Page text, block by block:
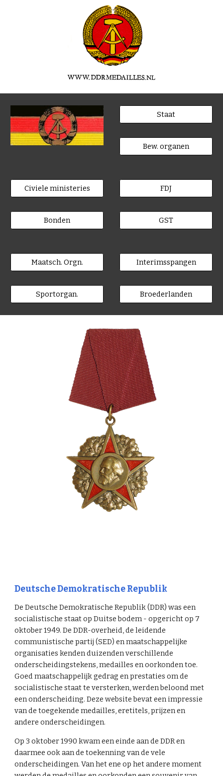
Staat
Bew. organen
Civiele ministeries
Bonden
FDJ
GST
Maatsch. Orgn.
Sportorgan.
Interimsspangen
Broederlanden
Deutsche Demokratische Republik
De Deutsche Demokratische Republik (DDR) was een
socialistische staat op Duitse bodem - opgericht op 7
oktober 1949. De DDR-overheid, de leidende
communistische partij (SED) en maatschappelijke
organisaties kenden duizenden verschillende
onderscheidingstekens, medailles en oorkonden toe.
Goed maatschappelijk gedrag en prestaties om de
socialistische staat te versterken, werden beloond met
een onderscheiding. Deze website bevat een impressie
van de toegekende medailles, eretitels, prijzen en
andere onderscheidingen.
Op 3 oktober 1990 kwam een einde aan de DDR en
daarmee ook aan de toekenning van de vele
onderscheidingen. Van het ene op het andere moment